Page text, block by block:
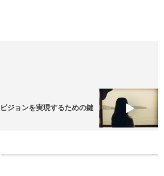
ジョンを実現するための鍵